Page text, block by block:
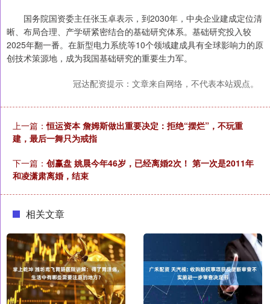
国务院国资委主任张玉卓表示，到2030年，中央企业建成定位清
晰、布局合理、产学研紧密结合的基础研究体系。基础研究投入较
2025年翻一番。在新型电力系统等10个领域建成具有全球影响力的原
创技术策源地，成为我国基础研究的重要生力军。
冠达配资提示：文章来自网络，不代表本站观点。
上一篇：恒运资本 詹姆斯做出重要决定：拒绝“摆烂”，不玩重
建，最后一舞只为戒指
下一篇： 创赢盘 姚晨今年46岁，已经离婚2次！ 第一次是2011年
和凌潇肃离婚，结束
相关文章